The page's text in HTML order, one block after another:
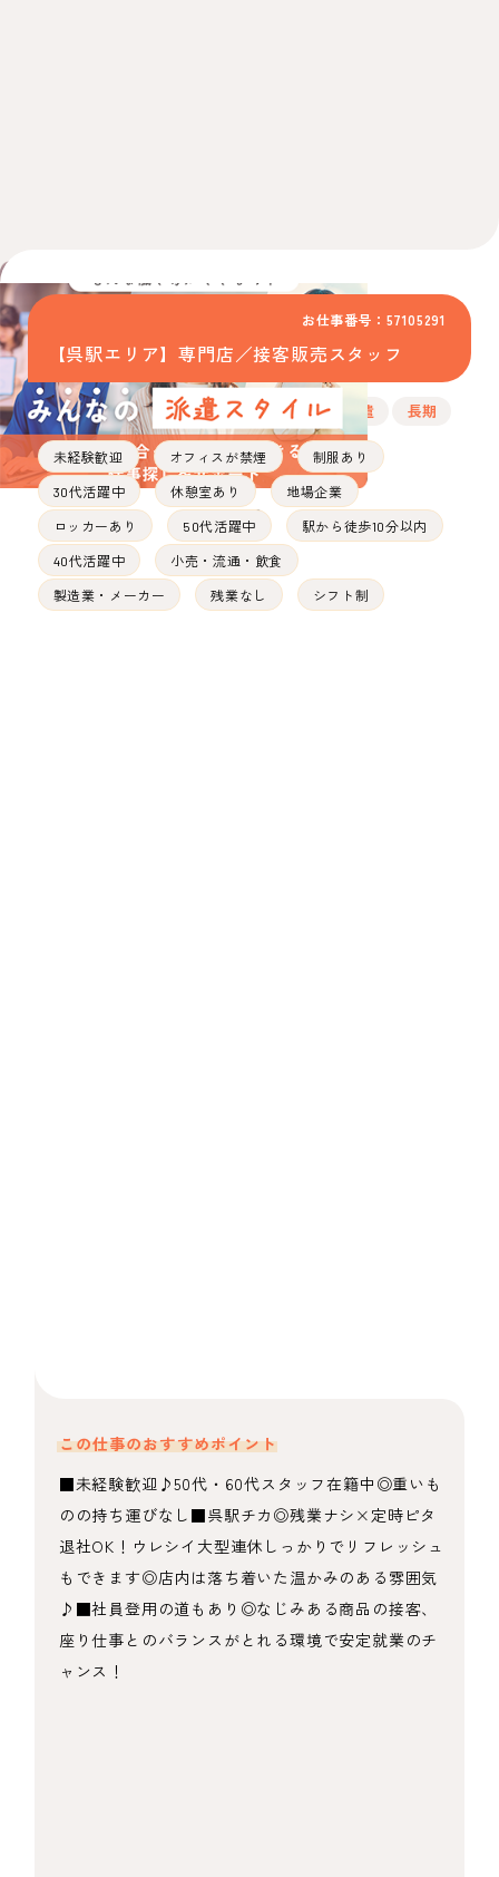
お仕事番号：57105291
【呉駅エリア】専門店／接客販売スタッフ
派遣 長期
未経験歓迎 オフィスが禁煙 制服あり
30代活躍中 休憩室あり 地場企業
ロッカーあり 50代活躍中 駅から徒歩10分以内
40代活躍中 小売・流通・飲食
製造業・メーカー 残業なし シフト制
この仕事のおすすめポイント
■未経験歓迎♪50代・60代スタッフ在籍中◎重いも
のの持ち運びなし■呉駅チカ◎残業ナシ×定時ピタ
退社OK！ウレシイ大型連休しっかりでリフレッシュ
もできます◎店内は落ち着いた温かみのある雰囲気
♪■社員登用の道もあり◎なじみある商品の接客、
座り仕事とのバランスがとれる環境で安定就業のチ
ャンス！